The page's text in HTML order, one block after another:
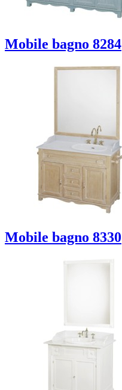
Mobile bagno 8284
Mobile bagno 8330